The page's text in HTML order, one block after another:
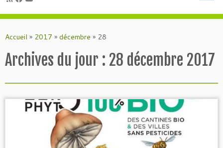
auAccueil » 2017 » décembre » 28
Archives du jour : 28 décembre 2017